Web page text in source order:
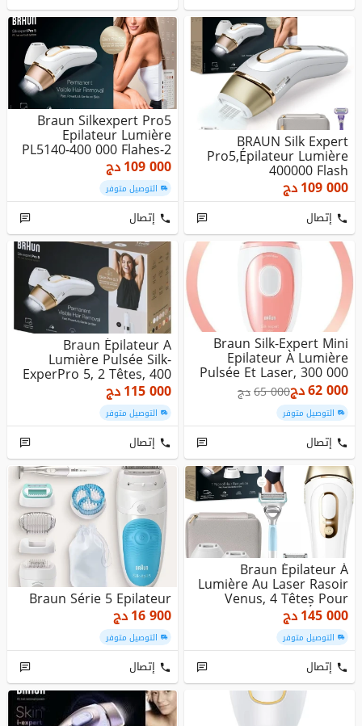
BRAUN Silk Expert
Pro5,épilateur Lumière
400000 Flash
Pochette,tête P...
109 000دج
إتصال
Braun Silkexpert Pro5
Epilateur Lumière
PL5140-400 000 Flahes-2
Tetes ...
109 000دج
التوصيل متوفر
إتصال
Braun Silk-Expert Mini
Epilateur À Lumière
Pulsée Et Laser, 300 000
Fl...
62 000دج65 000دج
التوصيل متوفر
إتصال
Braun Épilateur A
Lumière Pulsée Silk-
ExperPro 5, 2 Têtes, 400
000 Fla...
115 000دج
التوصيل متوفر
إتصال
Braun Épilateur À
Lumière Au Laser Rasoir
Venus, 4 Têtes Pour
Épiler J...
145 000دج
التوصيل متوفر
إتصال
Braun Série 5 Epilateur
16 900دج
التوصيل متوفر
إتصال